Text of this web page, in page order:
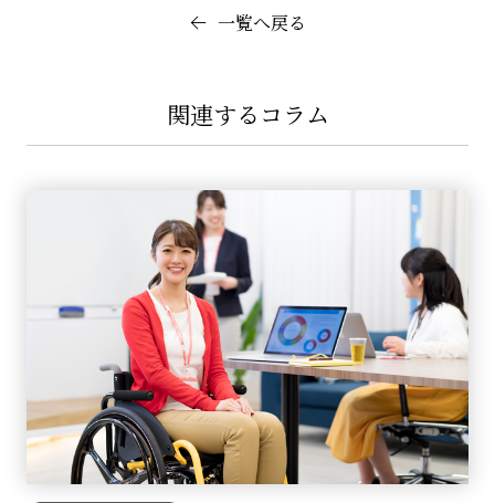
一覧へ戻る
関連するコラム